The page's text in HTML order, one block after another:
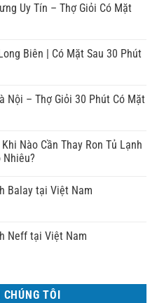
Uy Tín – Thợ Giỏi Có Mặt
Biên | Có Mặt Sau 30 Phút
Nội – Thợ Giỏi 30 Phút Có Mặt
Nào Cần Thay Ron Tủ Lạnh
Nhiêu?
Balay tại Việt Nam
Neff tại Việt Nam
TÔI